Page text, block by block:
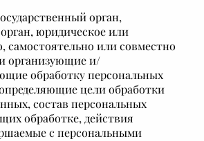
орган,
юридическое или
самостоятельно или совместно
организующие и/
обработку персональных
цели обработки
состав персональных
обработке, действия
с персональными